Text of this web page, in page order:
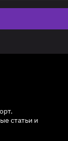
статьи и